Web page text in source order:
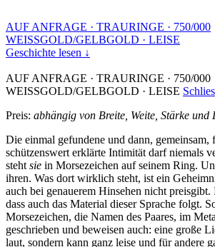
AUF ANFRAGE · TRAURINGE · 750/000
WEISSGOLD/GELBGOLD · LEISE
Geschichte lesen ↓
AUF ANFRAGE · TRAURINGE · 750/000
WEISSGOLD/GELBGOLD · LEISE
Preis: abhängig von Breite, Weite, Stärke und
Die einmal gefundene und dann, gemeinsam,
schützenswert erklärte Intimität darf niemals
steht sie in Morsezeichen auf seinem Ring.
ihren. Was dort wirklich steht, ist ein
auch bei genauerem Hinsehen nicht preisgibt.
dass auch das Material dieser Sprache folgt.
Morsezeichen, die Namen des Paares, im
geschrieben und beweisen auch: eine große
laut, sondern kann ganz leise und für andere